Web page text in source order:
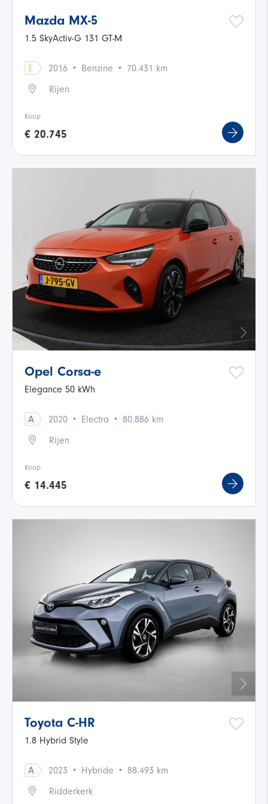
Mazda MX-5
1.5 SkyActiv-G 131 GT-M
E 2016 · Benzine · 70.431 km
Rijen
Koop
€ 20.745
Opel Corsa-e
Elegance 50 kWh
A 2020 · Electra · 80.886 km
Rijen
Koop
€ 14.445
Toyota C-HR
1.8 Hybrid Style
A 2023 · Hybride · 88.493 km
Ridderkerk